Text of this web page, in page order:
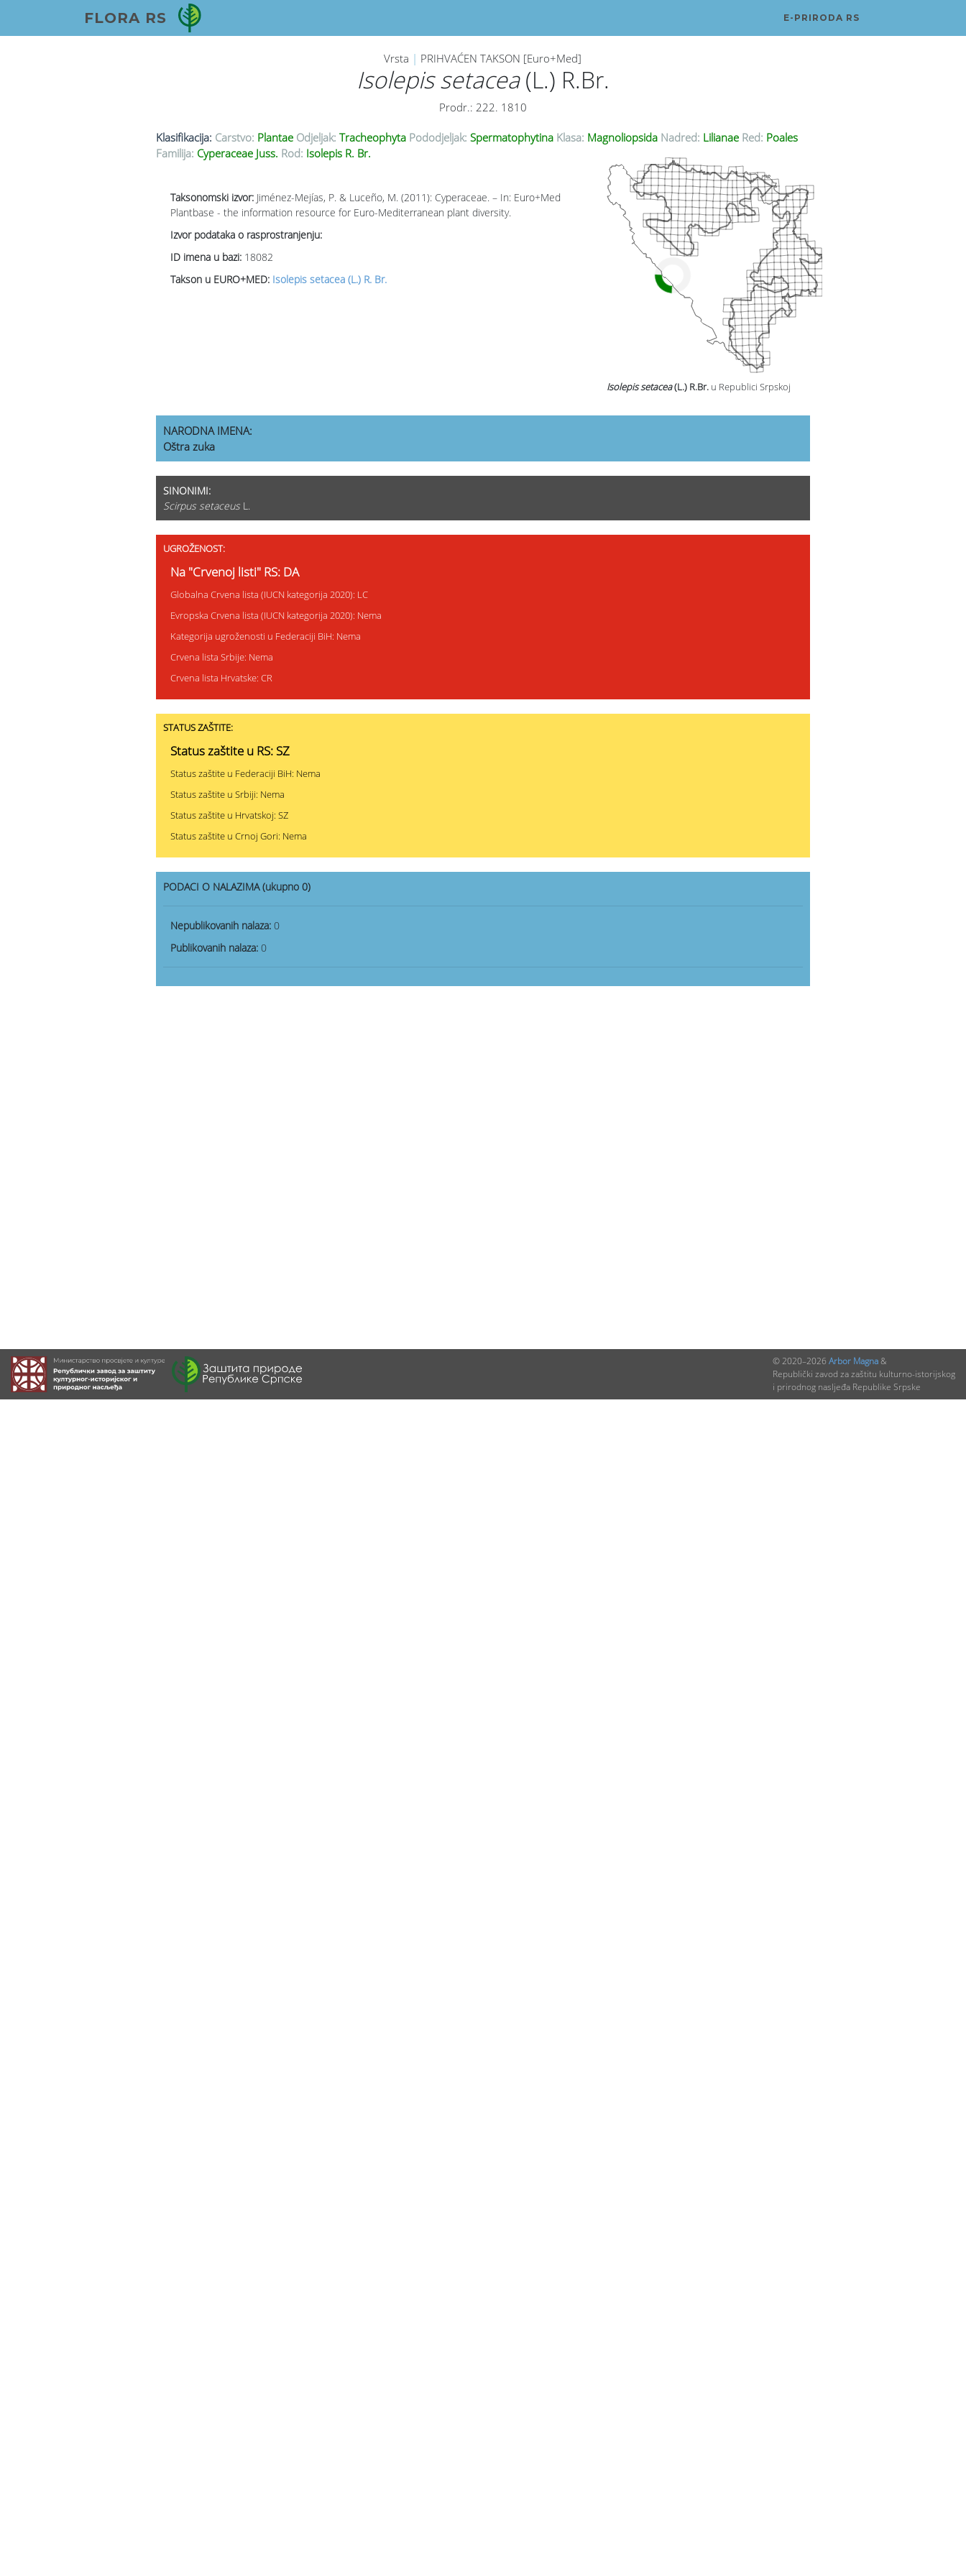
FLORA RS E-PRIRODA RS
Vrsta | PRIHVAĆEN TAKSON [Euro+Med]
Isolepis setacea(L.) R.Br.
Prodr.: 222. 1810
Klasifikacija: Carstvo: Plantae Odjeljak: Tracheophyta Pododjeljak: Spermatophytina Klasa: Magnoliopsida Nadred: Lilianae Red: Poales
Familija: Cyperaceae Juss. Rod: Isolepis R. Br.
Taksonomski izvor: Jiménez-Mejías, P. & Luceño, M. (2011): Cyperaceae. – In: Euro+Med
Plantbase - the information resource for Euro-Mediterranean plant diversity.
Izvor podataka o rasprostranjenju:
ID imena u bazi: 18082
Takson u EURO+MED: Isolepis setacea (L.) R. Br.
Isolepis setacea(L.) R.Br. u Republici Srpskoj
NARODNA IMENA:
Oštra zuka
SINONIMI:
Scirpus setaceusL.
UGROŽENOST:
Na "Crvenoj listi" RS: DA
Globalna Crvena lista (IUCN kategorija 2020): LC
Evropska Crvena lista (IUCN kategorija 2020): Nema
Kategorija ugroženosti u Federaciji BiH: Nema
Crvena lista Srbije: Nema
Crvena lista Hrvatske: CR
STATUS ZAŠTITE:
Status zaštite u RS: SZ
Status zaštite u Federaciji BiH: Nema
Status zaštite u Srbiji: Nema
Status zaštite u Hrvatskoj: SZ
Status zaštite u Crnoj Gori: Nema
PODACI O NALAZIMA (ukupno 0)
Nepublikovanih nalaza: 0
Publikovanih nalaza: 0
© 2020–2026 Arbor Magna&
Republički zavod za zaštitu kulturno-istorijskog
i prirodnog nasljeđa Republike Srpske